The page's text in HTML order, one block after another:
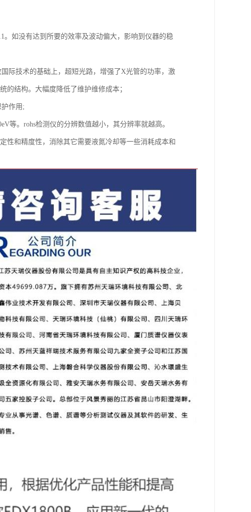
。如没有达到所要的效率及波动偏大，影响到仪器的稳
际技术的基础上，超短光路，增强了X光管的功率，激
的结构。大幅度降低了维护维修成本；
作用;
等。rohs检测仪的分辨数值越小，其分辨率就越高。
性和精度性，消除其它需要液氮冷却等一些消耗成本和